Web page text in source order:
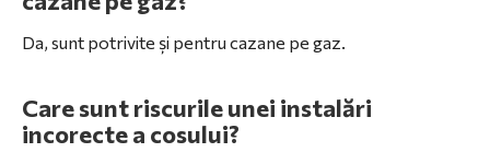
Da, sunt potrivite și pentru cazane pe gaz.
Care sunt riscurile unei instalări
incorecte a cosului?